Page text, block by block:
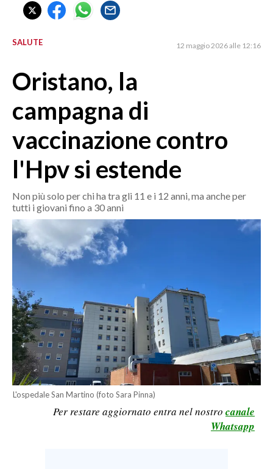
CAGLIARI
SULCIS IGLESIENTE
ORISTANO E PROVINCIA
GALLURA
NUORO E PROVINCIA
OGLIASTRA
AGENDA
CRONACA
ITALIA
MONDO
POLITICA
ECONOMIA
SERVIZI ALLE IMPRESE
LAVORO
BANDI
SPORT IN SARDEGNA
SALUTE 12 maggio 2026 alle 12:16
Oristano, la
campagna di
vaccinazione contro
l'Hpv si estende
Non più solo per chi ha tra gli 11 e i 12 anni, ma anche per
tutti i giovani fino a 30 anni
L'ospedale San Martino (foto Sara Pinna)
Per restare aggiornato entra nel nostro canale
Whatsapp